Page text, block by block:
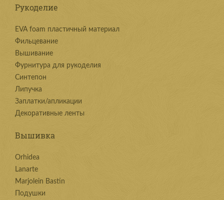
Рукоделие
EVA foam пластичный материал
Фильцевание
Вышивание
Фурнитура для рукоделия
Синтепон
Липучка
Заплатки/апликации
Декоративные ленты
Вышивка
Orhidea
Lanarte
Marjolein Bastin
Подушки